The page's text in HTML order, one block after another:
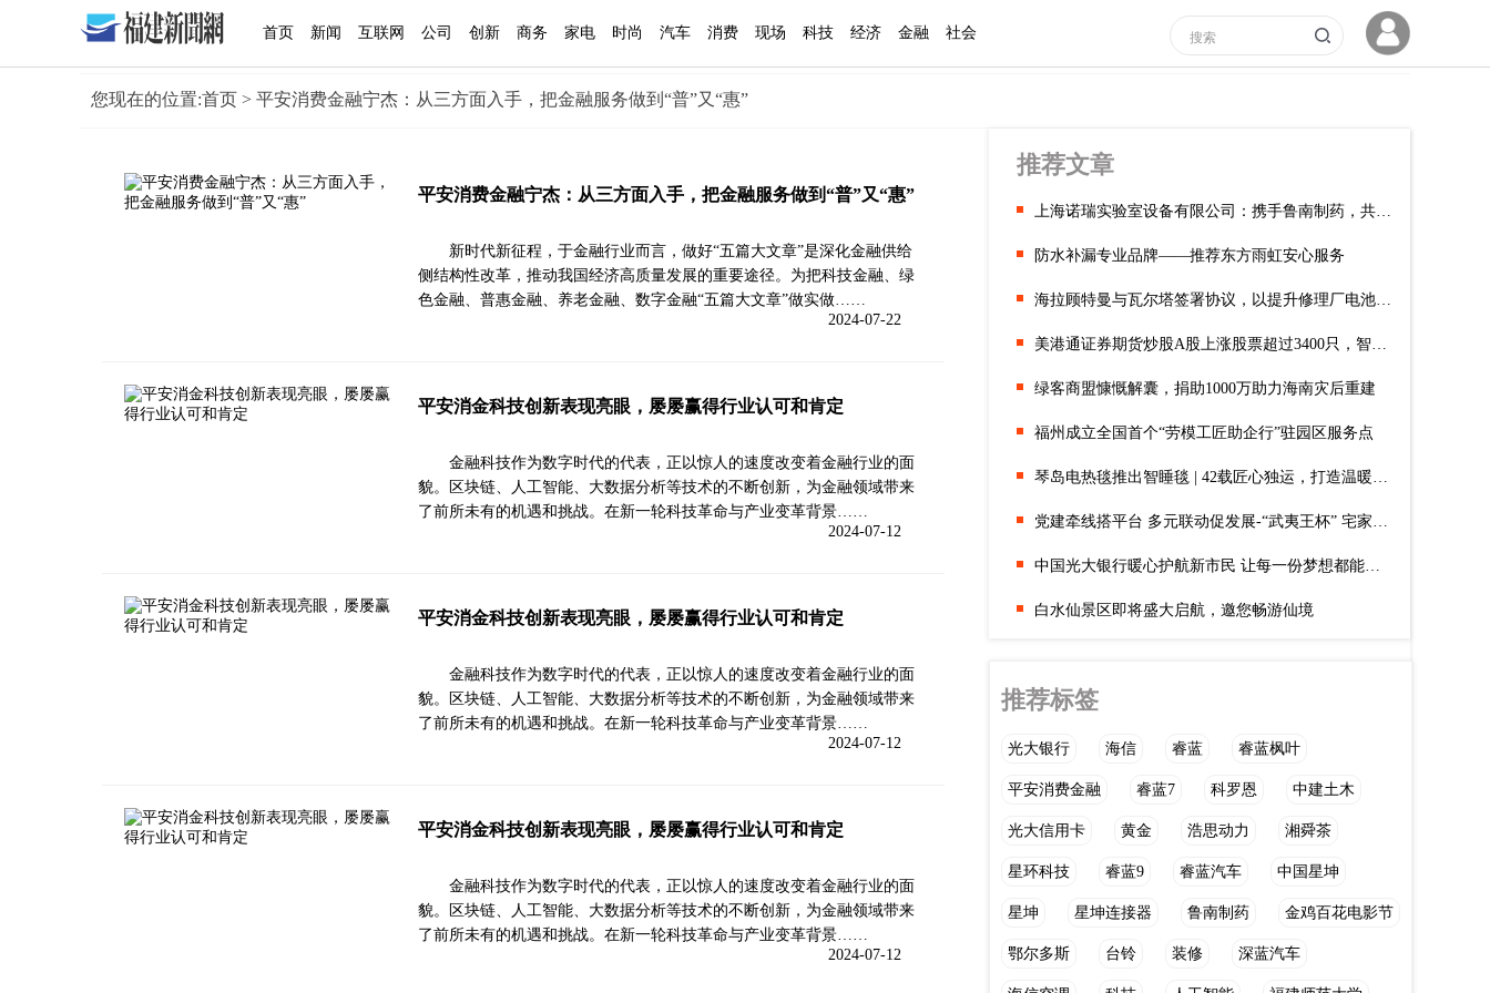
首页 新闻 互联网 公司 创新 商务 家电 时尚 汽车 消费 现场 科技 经济 金融 社会
您现在的位置:首页 > 平安消费金融宁杰：从三方面入手，把金融服务做到“普”又“惠”
平安消费金融宁杰：从三方面入手，把金融服务做到“普”又“惠”
新时代新征程，于金融行业而言，做好“五篇大文章”是深化金融供给
侧结构性改革，推动我国经济高质量发展的重要途径。为把科技金融、绿
色金融、普惠金融、养老金融、数字金融“五篇大文章”做实做……
2024-07-22
平安消金科技创新表现亮眼，屡屡赢得行业认可和肯定
金融科技作为数字时代的代表，正以惊人的速度改变着金融行业的面
貌。区块链、人工智能、大数据分析等技术的不断创新，为金融领域带来
了前所未有的机遇和挑战。在新一轮科技革命与产业变革背景……
2024-07-12
平安消金科技创新表现亮眼，屡屡赢得行业认可和肯定
金融科技作为数字时代的代表，正以惊人的速度改变着金融行业的面
貌。区块链、人工智能、大数据分析等技术的不断创新，为金融领域带来
了前所未有的机遇和挑战。在新一轮科技革命与产业变革背景……
2024-07-12
平安消金科技创新表现亮眼，屡屡赢得行业认可和肯定
金融科技作为数字时代的代表，正以惊人的速度改变着金融行业的面
貌。区块链、人工智能、大数据分析等技术的不断创新，为金融领域带来
了前所未有的机遇和挑战。在新一轮科技革命与产业变革背景……
2024-07-12
推荐文章
上海诺瑞实验室设备有限公司：携手鲁南制药，共铸卓越未来
防水补漏专业品牌——推荐东方雨虹安心服务
海拉顾特曼与瓦尔塔签署协议，以提升修理厂电池服务效率
美港通证券期货炒股A股上涨股票超过3400只，智能驾驶持续活跃
绿客商盟慷慨解囊，捐助1000万助力海南灾后重建
福州成立全国首个“劳模工匠助企行”驻园区服务点
琴岛电热毯推出智睡毯 | 42载匠心独运，打造温暖家居典范
党建牵线搭平台 多元联动促发展-“武夷王杯” 宅家乐业・带货赛启
中国光大银行暖心护航新市民 让每一份梦想都能在城市扎根
白水仙景区即将盛大启航，邀您畅游仙境
推荐标签
光大银行 海信 睿蓝 睿蓝枫叶
平安消费金融 睿蓝7 科罗恩 中建土木
光大信用卡 黄金 浩思动力 湘舜茶
星环科技 睿蓝9 睿蓝汽车 中国星坤
星坤 星坤连接器 鲁南制药 金鸡百花电影节
鄂尔多斯 台铃 装修 深蓝汽车